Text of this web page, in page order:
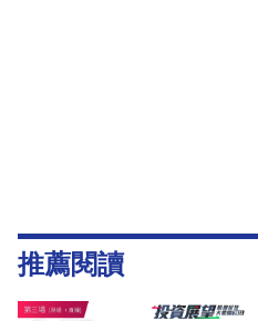
推薦閱讀